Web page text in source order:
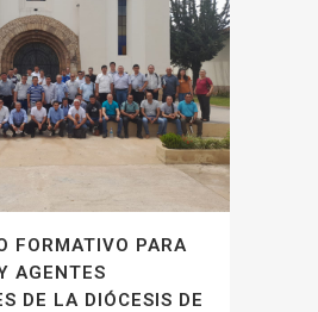
FORMATIVO PARA
AGENTES
DE LA DIÓCESIS DE